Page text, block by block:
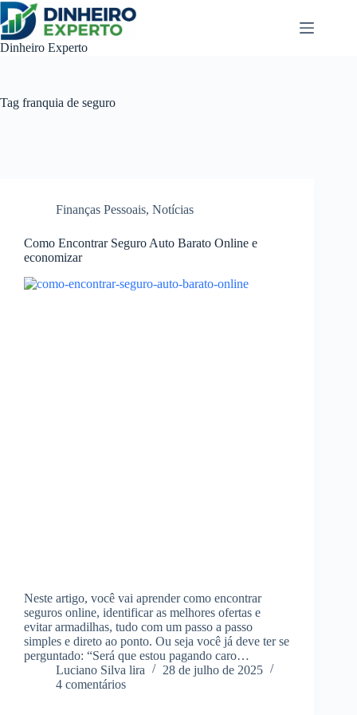
Pular
para
o
conteúdo
Dinheiro Experto
Tag franquia de seguro
Finanças Pessoais, Notícias
Como Encontrar Seguro Auto Barato Online e
economizar
Neste artigo, você vai aprender como encontrar
seguros online, identificar as melhores ofertas e
evitar armadilhas, tudo com um passo a passo
simples e direto ao ponto. Ou seja você já deve ter se
perguntado: “Será que estou pagando caro…
Luciano Silva lira
28 de julho de 2025
4 comentários